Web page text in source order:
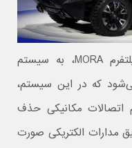
یکی دیگر از مهم‌ترین مزیت‌های پلتفرم MORA، به سیستم
که در این سیستم،
اتصالات مکانیکی حذف
مدارات الکتریکی صورت